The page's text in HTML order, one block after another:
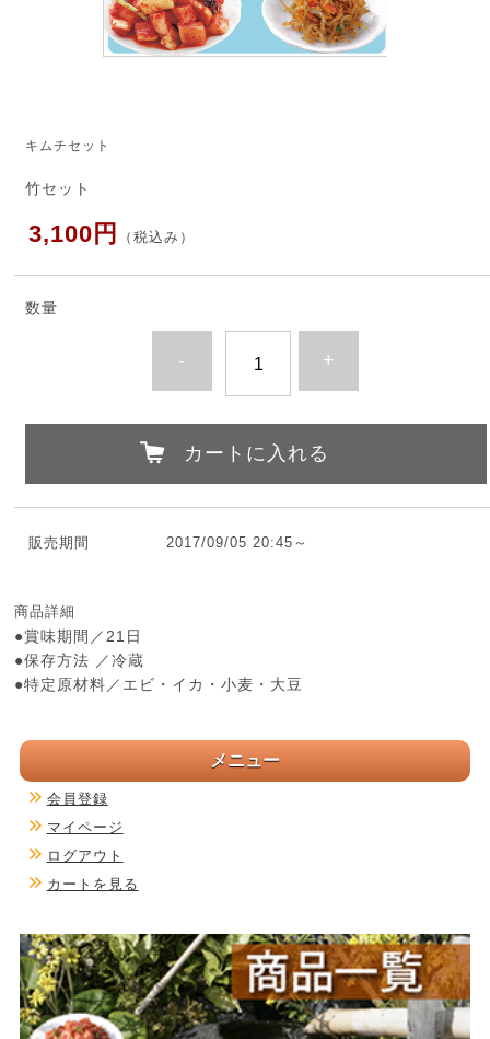
キムチセット
竹セット
3,100円 （税込み）
数量
- +
カートに入れる
販売期間 2017/09/05 20:45～
商品詳細
●賞味期間／21日
●保存方法 ／冷蔵
●特定原材料／エビ・イカ・小麦・大豆
メニュー
会員登録
マイページ
ログアウト
カートを見る